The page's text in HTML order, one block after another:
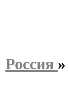
Россия »